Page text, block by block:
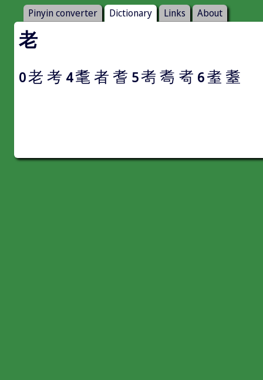
Pinyin converter Dictionary Links About
老
0老 考 4耄者 耆 5耉 耈 耇 6耊 耋